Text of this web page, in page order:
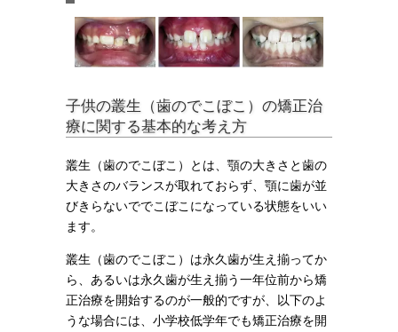
子供の叢生（歯のでこぼこ）の矯正治
療に関する基本的な考え方
叢生（歯のでこぼこ）とは、顎の大きさと歯の
大きさのバランスが取れておらず、顎に歯が並
びきらないででこぼこになっている状態をいい
ます。
叢生（歯のでこぼこ）は永久歯が生え揃ってか
ら、あるいは永久歯が生え揃う一年位前から矯
正治療を開始するのが一般的ですが、以下のよ
うな場合には、小学校低学年でも矯正治療を開